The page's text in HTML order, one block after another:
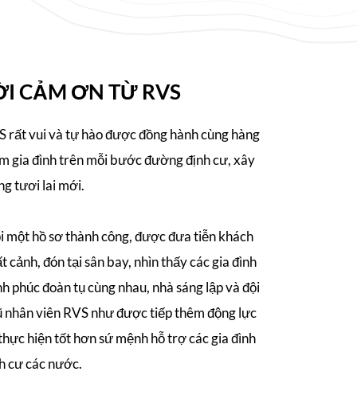
CẢM ƠN TỪ RVS
rất vui và tự hào được đồng hành cùng hàng
gia đình trên mỗi bước đường định cư, xây
tươi lai mới.
một hồ sơ thành công, được đưa tiễn khách
cảnh, đón tại sân bay, nhìn thấy các gia đình
phúc đoàn tụ cùng nhau, nhà sáng lập và đội
nhân viên RVS như được tiếp thêm động lực
hiện tốt hơn sứ mệnh hỗ trợ các gia đình
cư các nước.